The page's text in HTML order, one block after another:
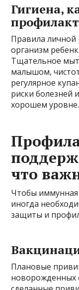
Гигиена,
Правила личной
организм
Тщательное
малышом,
регулярное
риски болезней
хорошем уровне.
что
Чтобы
иногда
защиты и
Плановые
новорожденных